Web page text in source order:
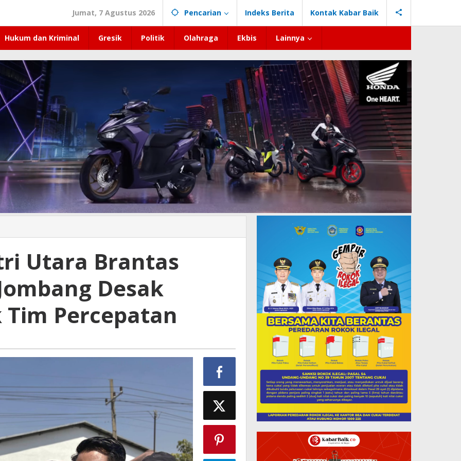
Jumat, 7 Agustus 2026 Pencarian Indeks Berita Kontak Kabar Baik
Hukum dan Kriminal Gresik Politik Olahraga Ekbis Lainnya
Utara Brantas
Desak
Percepatan